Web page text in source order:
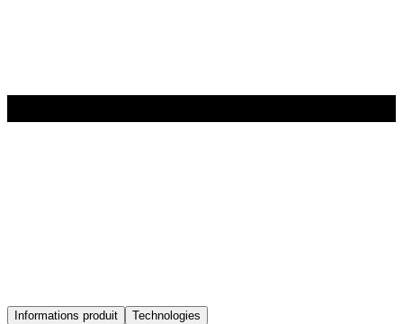
Informations produit Technologies